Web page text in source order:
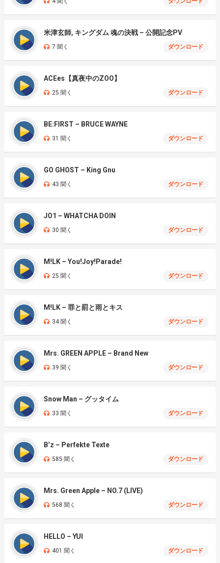
米津玄師, キングダム 魂の決戦 – 公開記念PV
7 聞く ダウンロード
ACEes【真夜中のZOO】
25 聞く ダウンロード
BE:FIRST – BRUCE WAYNE
31 聞く ダウンロード
GO GHOST – King Gnu
43 聞く ダウンロード
JO1 – WHATCHA DOIN
30 聞く ダウンロード
M!LK – You!Joy!Parade!
25 聞く ダウンロード
M!LK – 罪と罰と雨とキス
34 聞く ダウンロード
Mrs. GREEN APPLE – Brand New
39 聞く ダウンロード
Snow Man – グッタイム
33 聞く ダウンロード
B’z – Perfekte Texte
585 聞く ダウンロード
Mrs. Green Apple – NO.7 (LIVE)
568 聞く ダウンロード
HELLO – YUI
401 聞く ダウンロード